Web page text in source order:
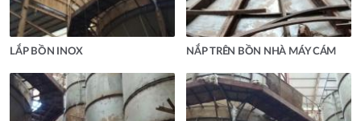
LẮP BỒN INOX NẮP TRÊN BỒN NHÀ MÁY CÁM